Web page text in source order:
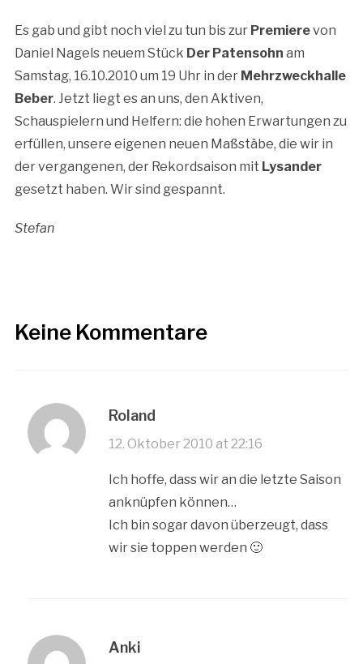
Es gab und gibt noch viel zu tun bis zur Premierevon
Daniel Nagels neuem Stück Der Patensohn am
Samstag, 16.10.2010 um 19 Uhr in der Mehrzweckhalle
Beber. Jetzt liegt es an uns, den Aktiven,
Schauspielern und Helfern: die hohen Erwartungen zu
erfüllen, unsere eigenen neuen Maßstäbe, die wir in
der vergangenen, der Rekordsaison mit Lysander
gesetzt haben. Wir sind gespannt.
Stefan
Keine Kommentare
Roland
12. Oktober 2010 at 22:16
Ich hoffe, dass wir an die letzte Saison
anknüpfen können…
Ich bin sogar davon überzeugt, dass
wir sie toppen werden 🙂
Anki